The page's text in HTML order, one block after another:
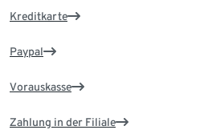
Kreditkarte
Paypal
Vorauskasse
Zahlung in der Filiale